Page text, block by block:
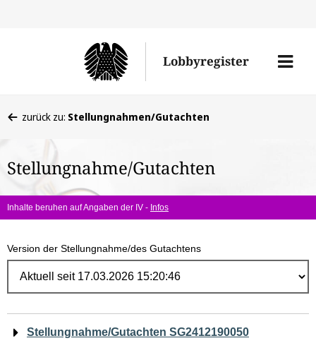
Lobbyregister
Menü
befinden
hier:
zurück zu: Stellungnahmen/Gutachten
Stellungnahme/Gutachten
Inhalte beruhen auf Angaben der IV - Infos
Version der Stellungnahme/des Gutachtens
Navigation
Stellungnahme/Gutachten SG2412190050